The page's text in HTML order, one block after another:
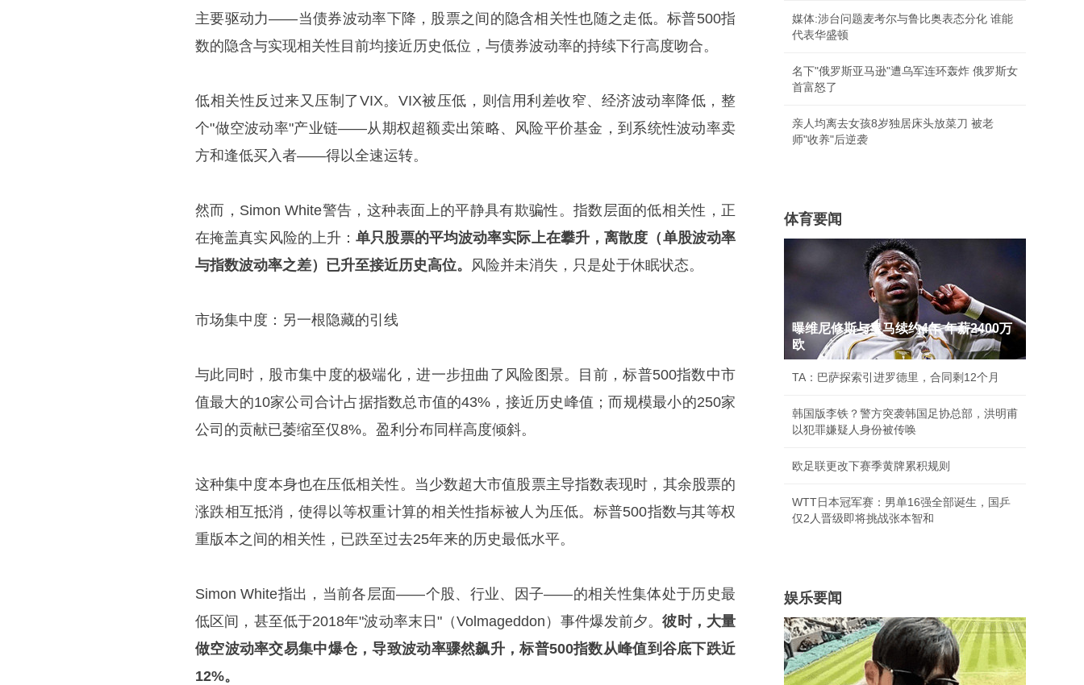
主要驱动力——当债券波动率下降，股票之间的隐含相关性也随之走低。标普500指
数的隐含与实现相关性目前均接近历史低位，与债券波动率的持续下行高度吻合。
低相关性反过来又压制了VIX。VIX被压低，则信用利差收窄、经济波动率降低，整
个"做空波动率"产业链——从期权超额卖出策略、风险平价基金，到系统性波动率卖
方和逢低买入者——得以全速运转。
然而，Simon White警告，这种表面上的平静具有欺骗性。指数层面的低相关性，正
在掩盖真实风险的上升：单只股票的平均波动率实际上在攀升，离散度（单股波动率
与指数波动率之差）已升至接近历史高位。 风险并未消失，只是处于休眠状态。
市场集中度：另一根隐藏的引线
与此同时，股市集中度的极端化，进一步扭曲了风险图景。目前，标普500指数中市
值最大的10家公司合计占据指数总市值的43%，接近历史峰值；而规模最小的250家
公司的贡献已萎缩至仅8%。盈利分布同样高度倾斜。
这种集中度本身也在压低相关性。当少数超大市值股票主导指数表现时，其余股票的
涨跌相互抵消，使得以等权重计算的相关性指标被人为压低。标普500指数与其等权
重版本之间的相关性，已跌至过去25年来的历史最低水平。
Simon White指出，当前各层面——个股、行业、因子——的相关性集体处于历史最
低区间，甚至低于2018年"波动率末日"（Volmageddon）事件爆发前夕。彼时，大量
做空波动率交易集中爆仓，导致波动率骤然飙升，标普500指数从峰值到谷底下跌近
12%。
媒体:涉台问题麦考尔与鲁比奥表态分化 谁能
代表华盛顿
名下"俄罗斯亚马逊"遭乌军连环轰炸 俄罗斯女
首富怒了
亲人均离去女孩8岁独居床头放菜刀 被老
师"收养"后逆袭
体育要闻
曝维尼修斯与皇马续约4年 年薪2400万
欧
TA：巴萨探索引进罗德里，合同剩12个月
韩国版李铁？警方突袭韩国足协总部，洪明甫
以犯罪嫌疑人身份被传唤
欧足联更改下赛季黄牌累积规则
WTT日本冠军赛：男单16强全部诞生，国乒
仅2人晋级即将挑战张本智和
娱乐要闻